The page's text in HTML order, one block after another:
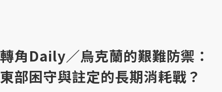
轉角Daily／烏克蘭的艱難防禦：
東部困守與註定的長期消耗戰？